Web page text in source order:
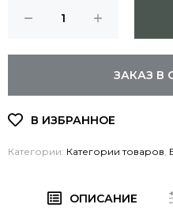
ЗАКАЗ В
Категории: Категории товаров
ОПИСАНИЕ